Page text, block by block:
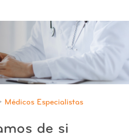
Médicos Especialistas
de si